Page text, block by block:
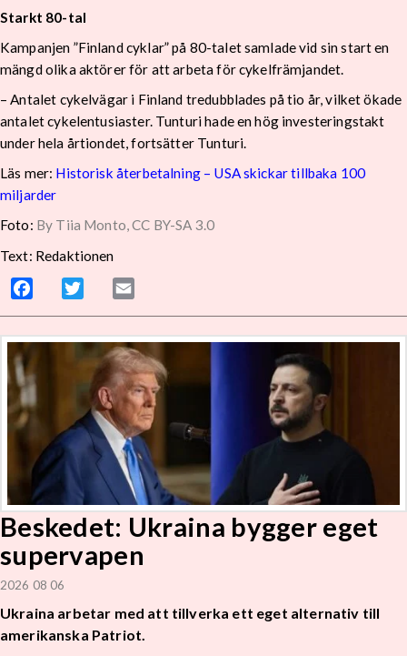
Starkt 80-tal
Kampanjen ”Finland cyklar” på 80-talet samlade vid sin start en
mängd olika aktörer för att arbeta för cykelfrämjandet.
– Antalet cykelvägar i Finland tredubblades på tio år, vilket ökade
antalet cykelentusiaster. Tunturi hade en hög investeringstakt
under hela årtiondet, fortsätter Tunturi.
Läs mer: Historisk återbetalning – USA skickar tillbaka 100
miljarder
Foto: By Tiia Monto, CC BY-SA 3.0
Text: Redaktionen
Facebook Twitter
Beskedet: Ukraina bygger eget
supervapen
2026 08 06
Ukraina arbetar med att tillverka ett eget alternativ till
amerikanska Patriot.